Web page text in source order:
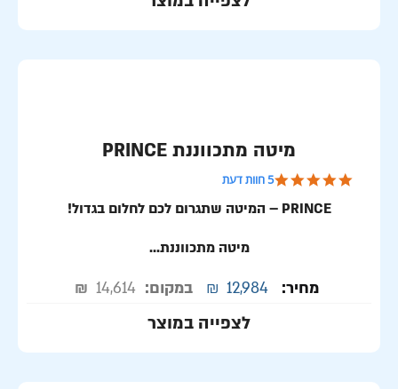
מיטה מתכווננת PRINCE
5.0 star rating
5 חוות דעת
PRINCE – המיטה שתגרום לכם לחלום בגדול!
מיטה מתכווננת...
מחיר: 12,984
₪ במקום: 14,614
₪
לצפייה במוצר